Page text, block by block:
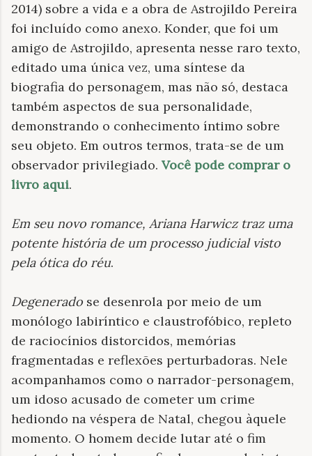
2014) sobre a vida e a obra de Astrojildo Pereira
foi incluído como anexo. Konder, que foi um
amigo de Astrojildo, apresenta nesse raro texto,
editado uma única vez, uma síntese da
biografia do personagem, mas não só, destaca
também aspectos de sua personalidade,
demonstrando o conhecimento íntimo sobre
seu objeto. Em outros termos, trata-se de um
observador privilegiado. Você pode comprar o
livro aqui.
Em seu novo romance, Ariana Harwicz traz uma
potente história de um processo judicial visto
pela ótica do réu.
Degenerado se desenrola por meio de um
monólogo labiríntico e claustrofóbico, repleto
de raciocínios distorcidos, memórias
fragmentadas e reflexões perturbadoras. Nele
acompanhamos como o narrador-personagem,
um idoso acusado de cometer um crime
hediondo na véspera de Natal, chegou àquele
momento. O homem decide lutar até o fim